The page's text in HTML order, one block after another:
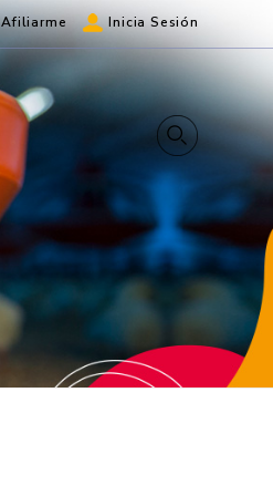
Afiliarme Inicia Sesión